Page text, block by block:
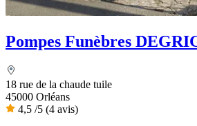
Pompes Funèbres
18 rue de la chaude tuile
45000 Orléans
4,5 /5 (4 avis)